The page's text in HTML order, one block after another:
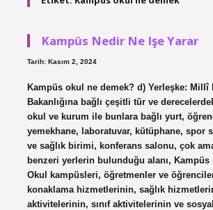
Kampüs Nedir Ne Işe Yarar
Tarih: Kasım 2, 2024
Kampüs okul ne demek? d) Yerleşke: Millî
Bakanlığına bağlı çeşitli tür ve
okul ve kurum ile bunlara bağlı yurt,
yemekhane, laboratuvar, kütüphane, spor
ve sağlık birimi, konferans salonu, çok
benzeri yerlerin bulunduğu alanı,
Okul kampüsleri, öğretmenler ve
konaklama hizmetlerinin, sağlık
aktivitelerinin, sınıf aktivitelerinin ve